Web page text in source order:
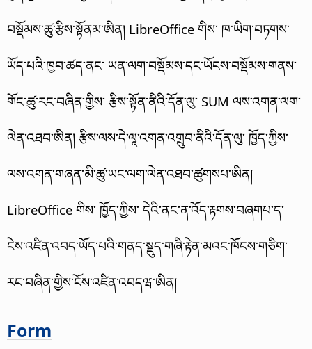
བསྡོམས་ཚུ་རྩིས་སྟོནམ་ཨིན། LibreOffice གིས་ ཁ་ཡིག་བཏགས་
ཡོད་པའི་ཁྱབ་ཚད་ནང་ ཡན་ལག་བསྡོམས་དང་ཡོངས་བསྡོམས་གནས་
གོང་ཚུ་རང་བཞིན་གྱིས་ རྩིས་སྟོན་ནིའི་དོན་ལུ་ SUM ལས་འགན་ལག་
ལེན་འཐབ་ཨིན། རྩིས་ལས་དེ་ལཱ་འགན་འགྲུབ་ནིའི་དོན་ལུ་ ཁྱོད་ཀྱིས་
ལས་འགན་གཞན་མི་ཚུ་ཡང་ལག་ལེན་འཐབ་ཚུགསཔ་ཨིན།
LibreOffice གིས་ ཁྱོད་ཀྱིས་ དེའི་ནང་ན་འོད་རྟགས་བཞགཔ་ད་
ངེས་འཛིན་འབད་ཡོད་པའི་གནད་སྡུད་གཞི་རྟེན་མའང་ཁོངས་གཅིག་
རང་བཞིན་གྱིས་ངོས་འཛིན་འབདཝ་ཨིན།
Form